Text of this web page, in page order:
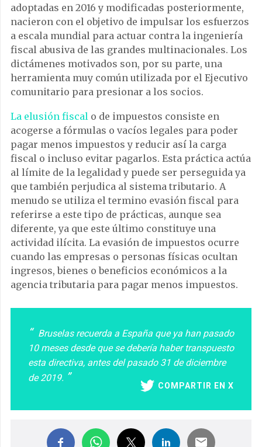
adoptadas en 2016 y modificadas posteriormente,
nacieron con el objetivo de impulsar los esfuerzos
a escala mundial para actuar contra la ingeniería
fiscal abusiva de las grandes multinacionales. Los
dictámenes motivados son, por su parte, una
herramienta muy común utilizada por el Ejecutivo
comunitario para presionar a los socios.
La elusión fiscal o de impuestos consiste en
acogerse a fórmulas o vacíos legales para poder
pagar menos impuestos y reducir así la carga
fiscal o incluso evitar pagarlos. Esta práctica actúa
al límite de la legalidad y puede ser perseguida ya
que también perjudica al sistema tributario. A
menudo se utiliza el termino evasión fiscal para
referirse a este tipo de prácticas, aunque sea
diferente, ya que este último constituye una
actividad ilícita. La evasión de impuestos ocurre
cuando las empresas o personas físicas ocultan
ingresos, bienes o beneficios económicos a la
agencia tributaria para pagar menos impuestos.
Bruselas recuerda a España que ya han pasado
10 meses desde que se debería haber transpuesto
esta directiva, antes del pasado 31 de diciembre
de 2019.
COMPARTIR EN X